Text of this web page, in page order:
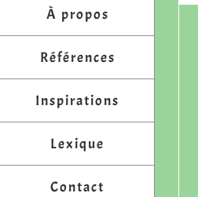
À propos
Références
Inspirations
Lexique
Contact